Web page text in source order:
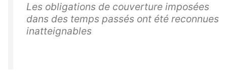
Les obligations de couverture imposées
dans des temps passés ont été reconnues
inatteignables